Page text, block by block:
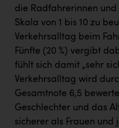
die Radfahrerinnen
Skala von 1 bis 10 zu
Verkehrsalltag beim
Fünfte (20 %) vergibt
fühlt sich damit „sehr
Verkehrsalltag wird
Gesamtnote 6,5
Geschlechter und das
sicherer als Frauen